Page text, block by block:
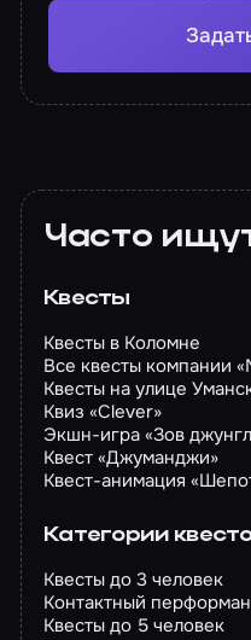
Часто
Квесты
Квесты в Коломне
Все квесты компании
Квесты на улице
Квиз «Clever»
Экшн-игра «Зов
Квест «Джуманджи»
Квест-анимация
Категории
Квесты до 3 человек
Контактный
Квесты до 5 человек